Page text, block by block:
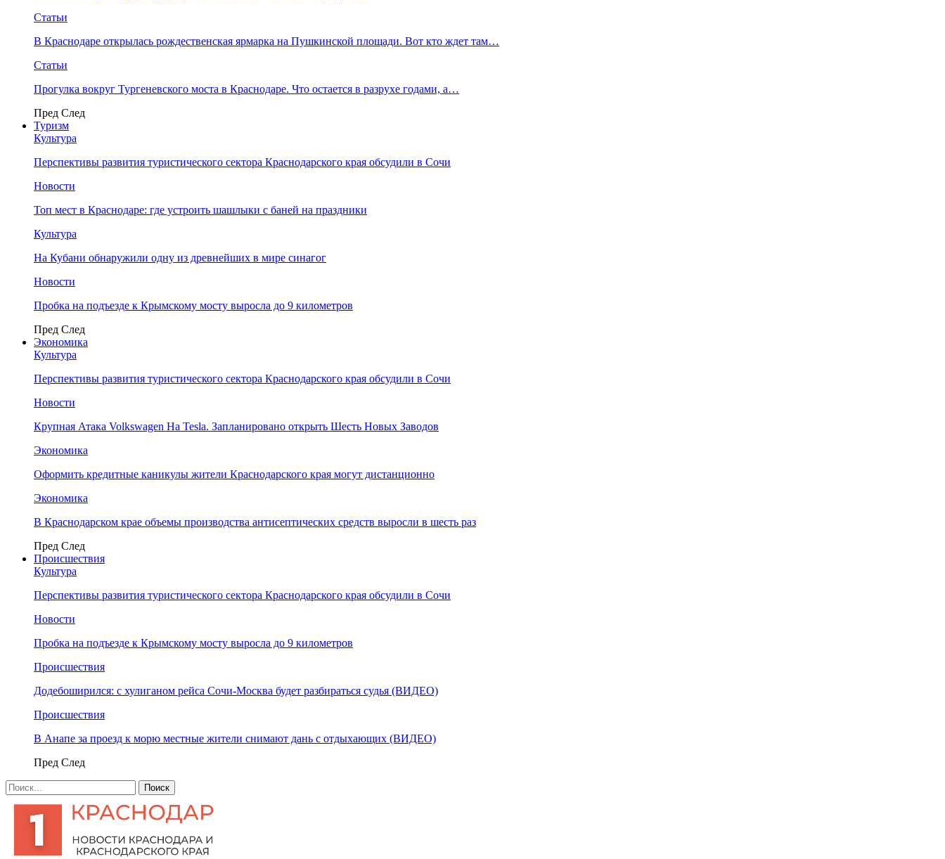
Статьи
В Краснодаре открылась рождественская ярмарка на Пушкинской площади. Вот кто ждет там…
Статьи
Прогулка вокруг Тургеневского моста в Краснодаре. Что остается в разрухе годами, а…
Пред След
Туризм
Культура
Перспективы развития туристического сектора Краснодарского края обсудили в Сочи
Новости
Топ мест в Краснодаре: где устроить шашлыки с баней на праздники
Культура
На Кубани обнаружили одну из древнейших в мире синагог
Новости
Пробка на подъезде к Крымскому мосту выросла до 9 километров
Пред След
Экономика
Культура
Перспективы развития туристического сектора Краснодарского края обсудили в Сочи
Новости
Крупная Атака Volkswagen На Tesla. Запланировано открыть Шесть Новых Заводов
Экономика
Оформить кредитные каникулы жители Краснодарского края могут дистанционно
Экономика
В Краснодарском крае объемы производства антисептических средств выросли в шесть раз
Пред След
Происшествия
Культура
Перспективы развития туристического сектора Краснодарского края обсудили в Сочи
Новости
Пробка на подъезде к Крымскому мосту выросла до 9 километров
Происшествия
Додебоширился: с хулиганом рейса Сочи-Москва будет разбираться судья (ВИДЕО)
Происшествия
В Анапе за проезд к морю местные жители снимают дань с отдыхающих (ВИДЕО)
Пред След